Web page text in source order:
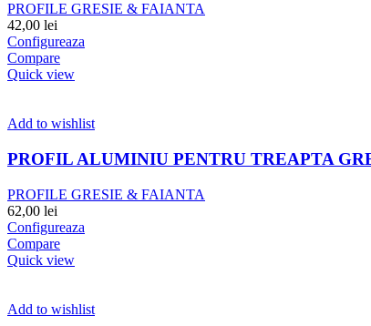
PROFILE GRESIE & FAIANTA
42,00 lei
Configureaza
Compare
Quick view
Add to wishlist
PROFIL ALUMINIU PENTRU TREAPTA
PROFILE GRESIE & FAIANTA
62,00 lei
Configureaza
Compare
Quick view
Add to wishlist